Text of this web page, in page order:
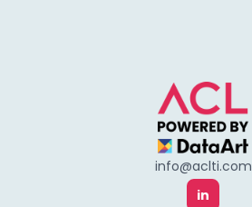
info@aclti.com
in